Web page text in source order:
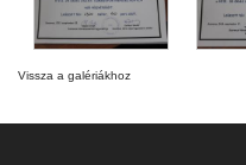
Vissza a galériákhoz